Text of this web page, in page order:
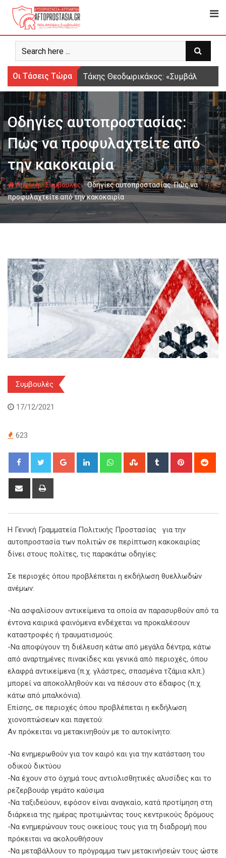
Ψάχνω
για...
Οι Τάσεις Τώρα Τάκης Θεοδωρικάκος: «Συμβάλλουμε
Οδηγίες αυτοπροστασίας:
Πώς να προφυλαχτείτε από
την κακοκαιρία
Αρχική-Συμβουλές-Οδηγίες αυτοπροστασίας: Πώς να
προφυλαχτείτε από την κακοκαιρία
Συμβουλές
17/12/2021
623
Google+ LinkedIn WhatsappStumbleUpon
Tumblr Pinterest
Share
Η Γενική Γραμματεία Πολιτικής Προστασίας για την
αυτοπροστασία των πολιτών σε περίπτωση κακοκαιρίας
δίνει στους πολίτες, τις παρακάτω οδηγίες:
Σε περιοχές όπου προβλέπεται η εκδήλωση θυελλωδών
ανέμων:
-Να ασφαλίσουν αντικείμενα τα οποία αν παρασυρθούν από τα
έντονα καιρικά φαινόμενα ενδέχεται να προκαλέσουν
καταστροφές ή τραυματισμούς.
-Να αποφύγουν τη διέλευση κάτω από μεγάλα δέντρα, κάτω
από αναρτημένες πινακίδες και γενικά από περιοχές, όπου
ελαφρά αντικείμενα (π.χ. γλάστρες, σπασμένα τζάμια κλπ.)
μπορεί να αποκολληθούν και να πέσουν στο έδαφος (π.χ.
κάτω από μπαλκόνια).
Επίσης, σε περιοχές όπου προβλέπεται η εκδήλωση
χιονοπτώσεων και παγετού:
Αν πρόκειται να μετακινηθούν με το αυτοκίνητο:
-Να ενημερωθούν για τον καιρό και για την κατάσταση του
οδικού δικτύου
-Να έχουν στο όχημά τους αντιολισθητικές αλυσίδες και το
ρεζερβουάρ γεμάτο καύσιμα
-Να ταξιδεύουν, εφόσον είναι αναγκαίο, κατά προτίμηση στη
διάρκεια της ημέρας προτιμώντας τους κεντρικούς δρόμους
-Να ενημερώνουν τους οικείους τους για τη διαδρομή που
πρόκειται να ακολουθήσουν
-Να μεταβάλλουν το πρόγραμμα των μετακινήσεών τους ώστε